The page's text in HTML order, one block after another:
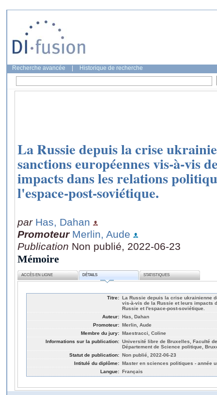
Recherche avancée Historique de recherche
La Russie depuis la crise
sanctions européennes vis-à-vis
impacts dans les relations
l'espace-post-soviétique.
par Has, Dahan
Promoteur Merlin, Aude
Publication Non publié, 2022-06-23
Mémoire
ACCÈS EN LIGNE DÉTAILS STATISTIQUES
Titre: La Russie depuis la crise ukrainienne
vis-à-vis de la Russie et leurs impacts
Russie et l'espace-post-soviétique.
Auteur: Has, Dahan
Promoteur: Merlin, Aude
Membre du jury: Maestracci, Coline
Informations sur la publication: Université libre de Bruxelles, Faculté
Département de Science politique,
Statut de publication: Non publié, 2022-06-23
Intitulé du diplôme: Master en sciences politiques - année
Langue: Français